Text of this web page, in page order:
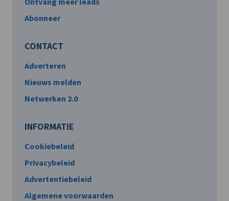
Abonneer
CONTACT
Adverteren
Nieuws melden
Netwerken 2.0
INFORMATIE
Cookiebeleid
Privacybeleid
Advertentiebeleid
Algemene voorwaarden